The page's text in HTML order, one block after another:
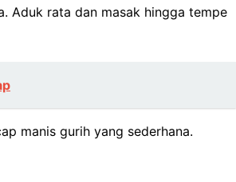
Aduk rata dan masak hingga tempe
manis gurih yang sederhana.